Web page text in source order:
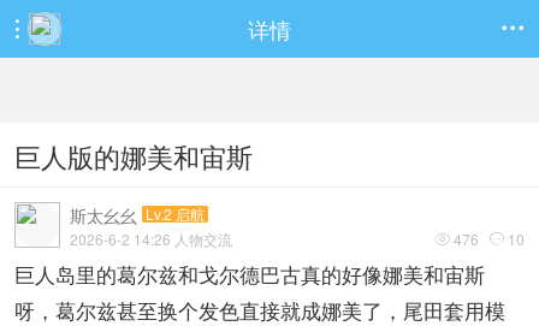
 详情 
巨人版的娜美和宙斯
斯太幺幺 Lv.2 启航
 476  10
2026-6-2 14:26 人物交流
巨人岛里的葛尔兹和戈尔德巴古真的好像娜美和宙斯
呀，葛尔兹甚至换个发色直接就成娜美了，尾田套用模